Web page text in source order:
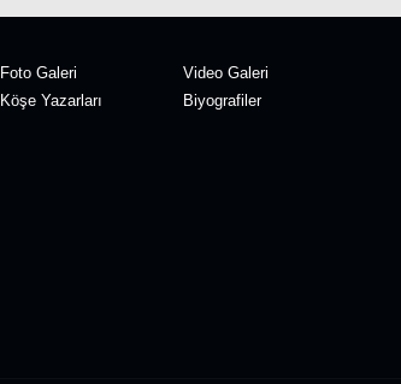
Foto Galeri
Video Galeri
Köşe Yazarları
Biyografiler